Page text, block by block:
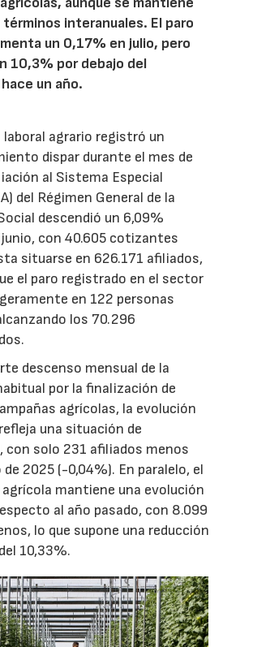
interanuales. El paro
un 0,17% en julio, pero
10,3% por debajo del
un año.
laboral agrario registró un
dispar durante el mes de
al Sistema Especial
del Régimen General de la
descendió un 6,09%
con 40.605 cotizantes
situarse en 626.171 afiliados,
el paro registrado en el sector
en 122 personas
los 70.296
descenso mensual de la
por la finalización de
agrícolas, la evolución
una situación de
con solo 231 afiliados menos
de 2025 (-0,04%). En paralelo, el
agrícola mantiene una evolución
al año pasado, con 8.099
lo que supone una reducción
10,33%.